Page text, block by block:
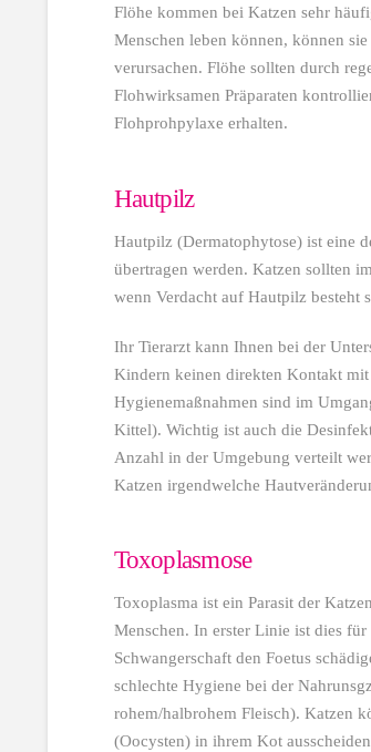
Flöhe kommen bei Katzen sehr
Menschen leben können, können
verursachen. Flöhe sollten durch
Flohwirksamen Präparaten
Flohprohpylaxe erhalten.
Hautpilz
Hautpilz (Dermatophytose) ist eine
übertragen werden. Katzen sollten
wenn Verdacht auf Hautpilz besteht
Ihr Tierarzt kann Ihnen bei der
Kindern keinen direkten Kontakt
Hygienemaßnahmen sind im
Kittel). Wichtig ist auch die
Anzahl in der Umgebung verteilt
Katzen irgendwelche
Toxoplasmose
Toxoplasma ist ein Parasit der
Menschen. In erster Linie ist dies
Schwangerschaft den Foetus
schlechte Hygiene bei der
rohem/halbrohem Fleisch). Katzen
(Oocysten) in ihrem Kot